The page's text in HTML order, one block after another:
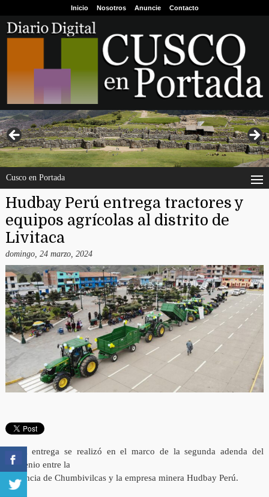
Inicio Nosotros Anuncie Contacto
Cusco en Portada
Hudbay Perú entrega tractores y
equipos agrícolas al distrito de
Livitaca
domingo, 24 marzo, 2024
● La entrega se realizó en el marco de la segunda adenda del
convenio entre la
provincia de Chumbivilcas y la empresa minera Hudbay Perú.